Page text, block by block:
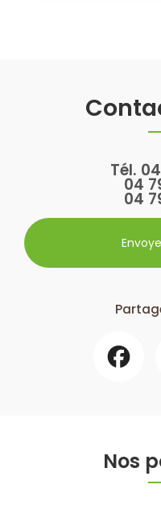
Tél.
04
04
Nos